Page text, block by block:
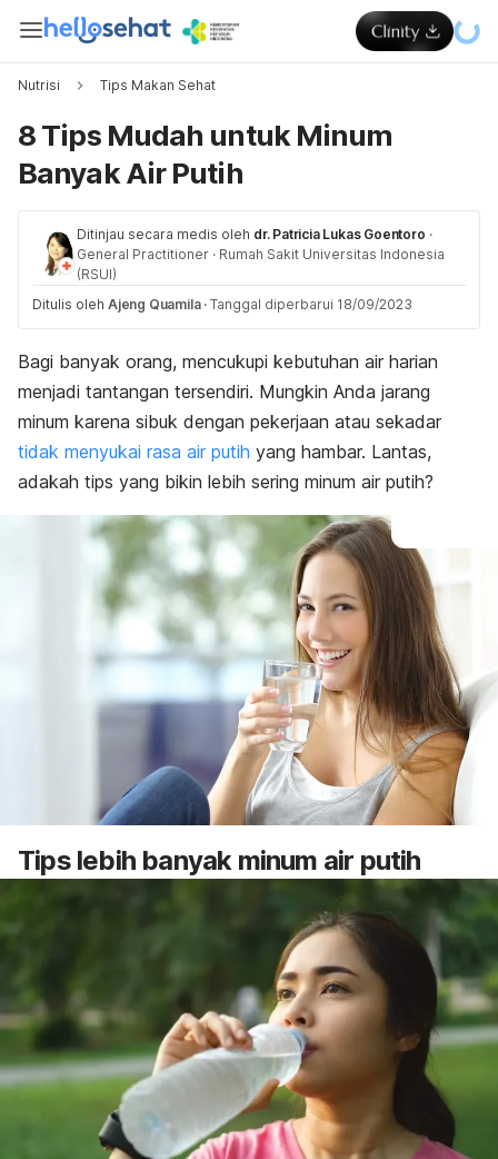
Nutrisi Tips Makan Sehat
8 Tips Mudah untuk Minum
Banyak Air Putih
Ditinjau secara medis oleh dr. Patricia Lukas Goentoro ·
General Practitioner · Rumah Sakit Universitas Indonesia
(RSUI)
Ditulis oleh Ajeng Quamila · Tanggal diperbarui 18/09/2023
Bagi banyak orang, mencukupi kebutuhan air harian
menjadi tantangan tersendiri. Mungkin Anda jarang
minum karena sibuk dengan pekerjaan atau sekadar
tidak menyukai rasa air putih yang hambar. Lantas,
adakah tips yang bikin lebih sering minum air putih?
Tips lebih banyak minum air putih